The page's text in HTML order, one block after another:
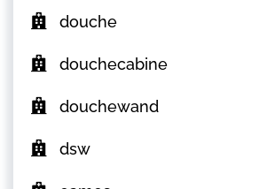
douche
douchecabine
douchewand
dsw